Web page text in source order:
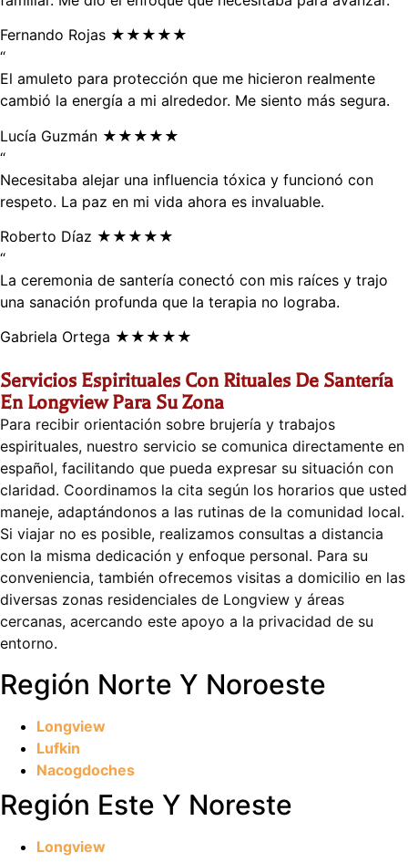
Fernando Rojas ★★★★★
“
El amuleto para protección que me hicieron realmente
cambió la energía a mi alrededor. Me siento más segura.
Lucía Guzmán ★★★★★
“
Necesitaba alejar una influencia tóxica y funcionó con
respeto. La paz en mi vida ahora es invaluable.
Roberto Díaz ★★★★★
“
La ceremonia de santería conectó con mis raíces y trajo
una sanación profunda que la terapia no lograba.
Gabriela Ortega ★★★★★
Servicios Espirituales Con Rituales De Santería
En Longview Para Su Zona
Para recibir orientación sobre brujería y trabajos
espirituales, nuestro servicio se comunica directamente en
español, facilitando que pueda expresar su situación con
claridad. Coordinamos la cita según los horarios que usted
maneje, adaptándonos a las rutinas de la comunidad local.
Si viajar no es posible, realizamos consultas a distancia
con la misma dedicación y enfoque personal. Para su
conveniencia, también ofrecemos visitas a domicilio en las
diversas zonas residenciales de Longview y áreas
cercanas, acercando este apoyo a la privacidad de su
entorno.
Región Norte Y Noroeste
Longview
Lufkin
Nacogdoches
Región Este Y Noreste
Longview